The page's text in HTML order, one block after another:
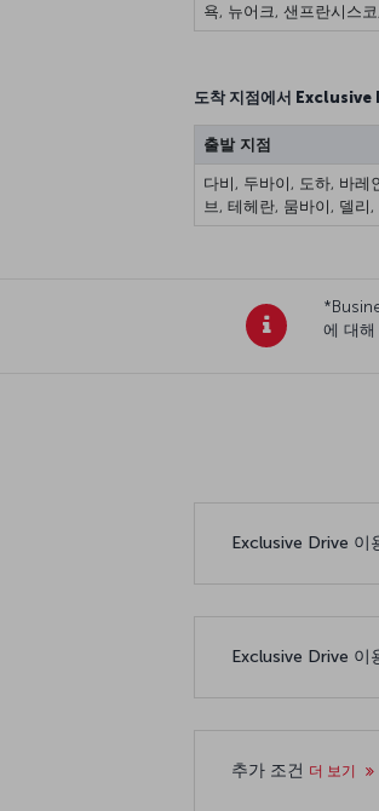
욕, 뉴어크, 샌프란시스
도착 지점에서 Exclusive
출발 지점
다비, 두바이, 도하, 바레
브, 테헤란, 뭄바이, 델리
에 대
Exclusive Drive 이
Exclusive Drive 이
추가 조건 더 보기